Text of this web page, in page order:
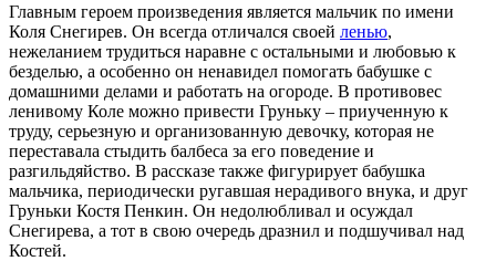
Главным героем произведения является мальчик по имени
Коля Снегирев. Он всегда отличался своей ленью,
нежеланием трудиться наравне с остальными и любовью к
безделью, а особенно он ненавидел помогать бабушке с
домашними делами и работать на огороде. В противовес
ленивому Коле можно привести Груньку – приученную к
труду, серьезную и организованную девочку, которая не
переставала стыдить балбеса за его поведение и
разгильдяйство. В рассказе также фигурирует бабушка
мальчика, периодически ругавшая нерадивого внука, и друг
Груньки Костя Пенкин. Он недолюбливал и осуждал
Снегирева, а тот в свою очередь дразнил и подшучивал над
Костей.